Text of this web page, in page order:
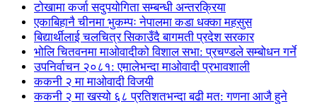
टोखामा कर्जा सदुपयोगिता सम्बन्धी अन्तरक्रिया
एकाबिहानै चीनमा भुकम्पः नेपालमा कडा धक्का महसुस
बिद्यार्थीलाई चलचित्र सिकाउँदै बागमती प्रदेश सरकार
भोलि चितवनमा माओवादीको विशाल सभा: प्रचण्डले सम्बोधन गर्ने
उपनिर्वाचन २०८१: एमालेभन्दा माओवादी प्रभावशाली
ककनी २ मा माओवादी विजयी
ककनी २ मा खस्यो ६८ प्रतिशतभन्दा बढी मत: गणना आजै हुने